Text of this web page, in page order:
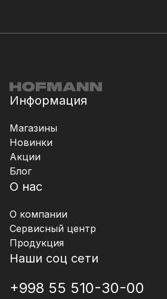
Информация
Магазины
Новинки
Акции
Блог
О нас
О компании
Сервисный центр
Продукция
Наши соц сети
+998 55 510-30-00